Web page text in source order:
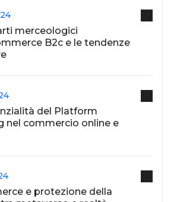
merceologici
B2c e le tendenze
del Platform
nel commercio online e
e protezione della